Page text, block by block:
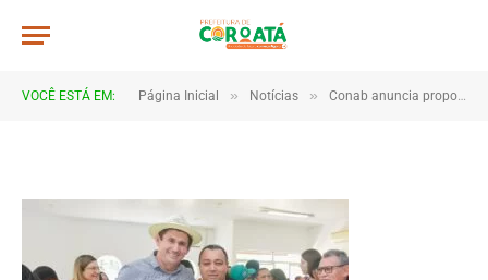
VOCÊ ESTÁ EM: Página Inicial » Notícias » Conab anuncia propostas do PAA aprovadas para grupos rurais de Coroatá
a0028